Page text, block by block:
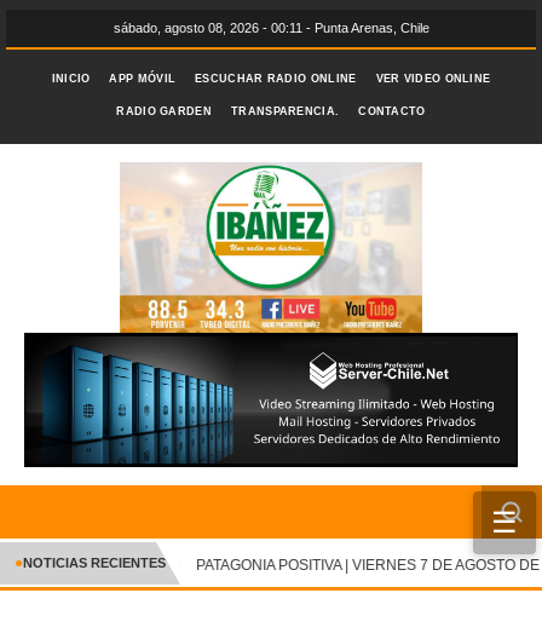
sábado, agosto 08, 2026 - 00:11 - Punta Arenas, Chile
INICIO APP MÓVIL ESCUCHAR RADIO ONLINE VER VIDEO ONLINE
RADIO GARDEN TRANSPARENCIA. CONTACTO
☰
INICIO
CRÓNICA
●NOTICIAS RECIENTES PATAGONIA POSITIVA | VIERNES 7 DE AGOSTO DE